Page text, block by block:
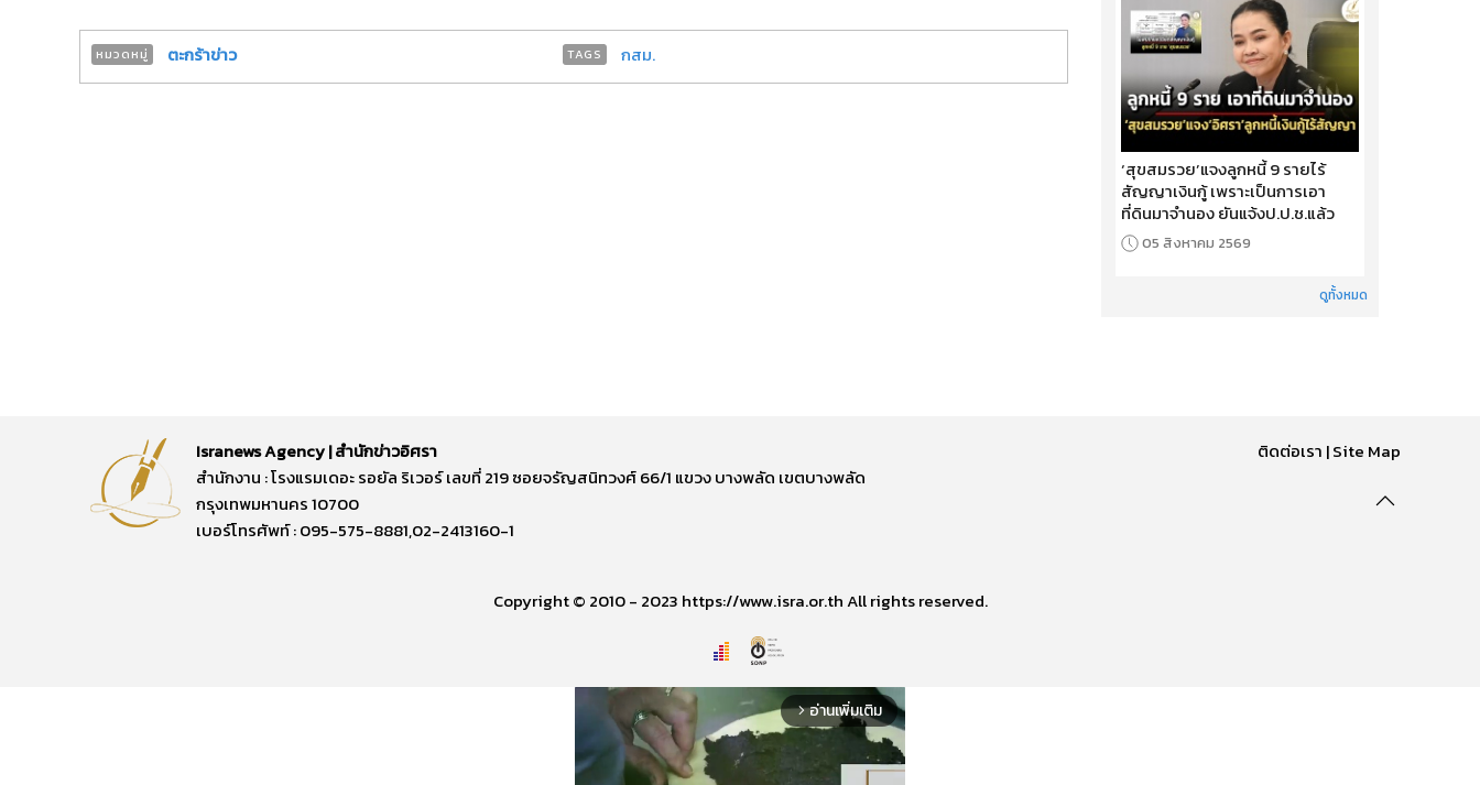
หมวดหมู่ ตะกร้าข่าว TAGS กสม.
‘สุขสมรวย’แจงลูกหนี้ 9 รายไร้
สัญญาเงินกู้ เพราะเป็นการเอา
ที่ดินมาจำนอง ยันแจ้งป.ป.ช.แล้ว
05 สิงหาคม 2569
ดูทั้งหมด
Isranews Agency | สำนักข่าวอิศรา
สำนักงาน : โรงแรมเดอะ รอยัล ริเวอร์ เลขที่ 219 ซอยจรัญสนิทวงศ์ 66/1 แขวง บางพลัด เขตบางพลัด
กรุงเทพมหานคร 10700
เบอร์โทรศัพท์ : 095-575-8881,02-2413160-1
ติดต่อเรา |Site Map
Copyright © 2010 - 2023 https://www.isra.or.th All rights reserved.
arrow_forward_ios อ่านเพิ่มเติม